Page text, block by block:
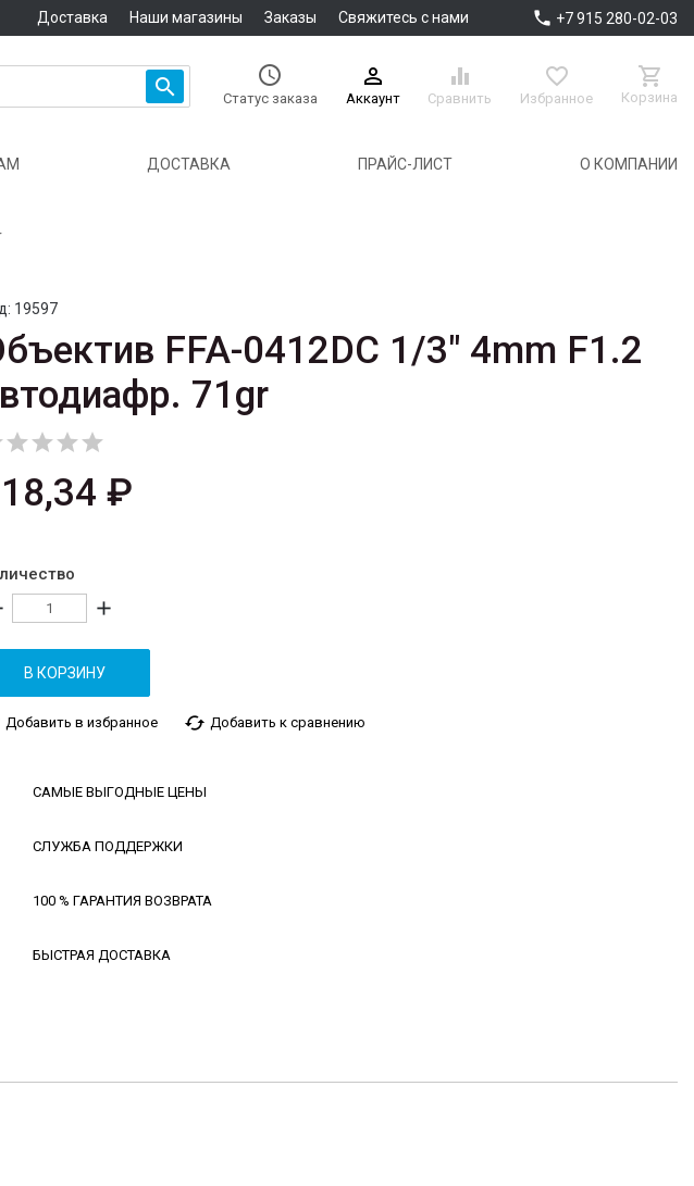
Доставка Наши магазины Заказы Свяжитесь с нами  +7 915 280-02-03
 
Статус заказа

Аккаунт

Сравнить

Избранное

Корзина
ДОСТАВКА ПРАЙС-ЛИСТ О КОМПАНИИ
19597
FFA-0412DC 1/3" 4mm F1.2
71gr

₽
add
В КОРЗИНУ
Добавить в избранное cached Добавить к сравнению
САМЫЕ ВЫГОДНЫЕ ЦЕНЫ
СЛУЖБА ПОДДЕРЖКИ
100 % ГАРАНТИЯ ВОЗВРАТА
БЫСТРАЯ ДОСТАВКА